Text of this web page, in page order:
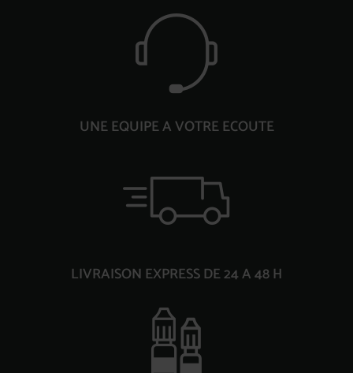
UNE EQUIPE A VOTRE ECOUTE
LIVRAISON EXPRESS DE 24 A 48 H